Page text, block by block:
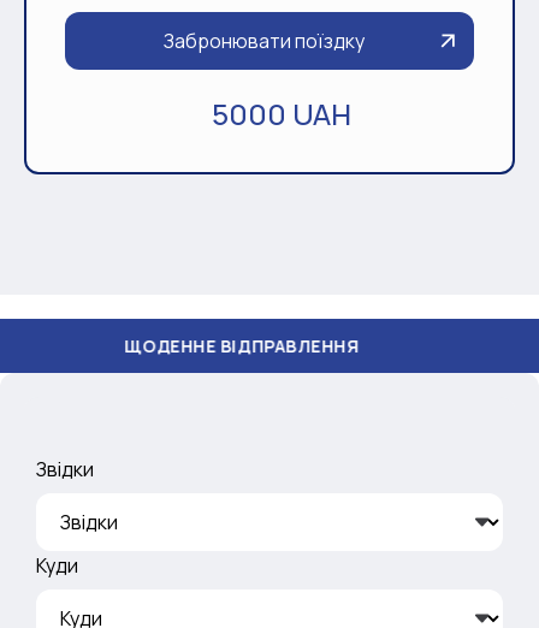
Забронювати поїздку
5000 UAH
ВІДПРАВЛЕННЯ
Звідки
Куди